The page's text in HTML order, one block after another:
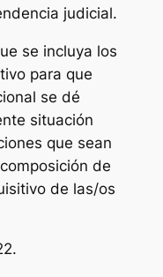
judicial.
se incluya los
para que
se dé
situación
que sean
de
de las/os